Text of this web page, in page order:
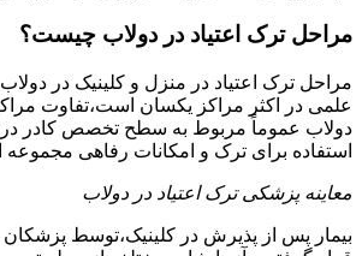
مراحل ترک اعتیاد در دولاب چیست؟
مراحل ترک اعتیاد در منزل و کلینیک در
علمی در اکثر مراکز یکسان است،تفاوت
دولاب عموماً مربوط به سطح تخصص کادر
استفاده برای ترک و امکانات رفاهی
معاینه پزشکی ترک اعتیاد در دولاب
بیمار پس از پذیرش در کلینیک،توسط پزشکان